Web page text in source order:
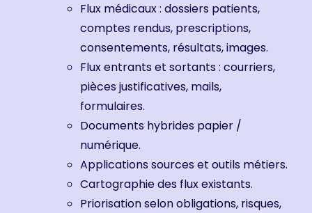
Flux médicaux : dossiers patients,
comptes rendus, prescriptions,
consentements, résultats, images.
Flux entrants et sortants : courriers,
pièces justificatives, mails,
formulaires.
Documents hybrides papier /
numérique.
Applications sources et outils métiers.
Cartographie des flux existants.
Priorisation selon obligations, risques,